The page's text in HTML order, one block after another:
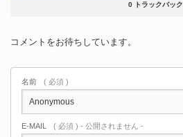
0 トラックバック
コメントをお待ちしています。
名前 ( 必須 )
E-MAIL ( 必須 ) - 公開されません -